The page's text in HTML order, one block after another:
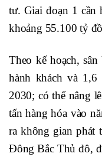
tư. Giai đoạn 1 cần
khoảng 55.100 tỷ
Theo kế hoạch,
hành khách và
2030; có thể nâng
tấn hàng hóa vào
ra không gian phát
Đông Bắc Thủ đô,